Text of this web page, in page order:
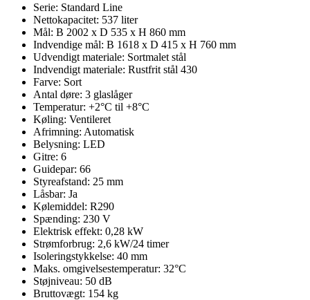
Serie: Standard Line
Nettokapacitet: 537 liter
Mål: B 2002 x D 535 x H 860 mm
Indvendige mål: B 1618 x D 415 x H 760 mm
Udvendigt materiale: Sortmalet stål
Indvendigt materiale: Rustfrit stål 430
Farve: Sort
Antal døre: 3 glaslåger
Temperatur: +2°C til +8°C
Køling: Ventileret
Afrimning: Automatisk
Belysning: LED
Gitre: 6
Guidepar: 66
Styreafstand: 25 mm
Låsbar: Ja
Kølemiddel: R290
Spænding: 230 V
Elektrisk effekt: 0,28 kW
Strømforbrug: 2,6 kW/24 timer
Isoleringstykkelse: 40 mm
Maks. omgivelsestemperatur: 32°C
Støjniveau: 50 dB
Bruttovægt: 154 kg